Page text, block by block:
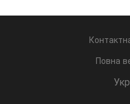
Повна
Укр